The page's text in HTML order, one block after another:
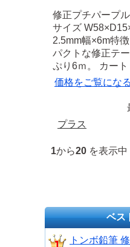
修正プチパープ
サイズ
2.5mm幅×6m特
パクトな修正テ
ぷり6ｍ。 カー
価格をご覧にな
プラス
1から20 を表示
ベス
トンボ鉛筆